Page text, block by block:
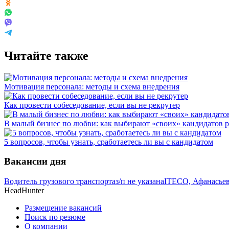
Читайте также
Мотивация персонала: методы и схема внедрения
Как провести собеседование, если вы не рекрутер
В малый бизнес по любви: как выбирают «своих» кандидатов
5 вопросов, чтобы узнать, сработаетесь ли вы с кандидатом
Вакансии дня
Водитель грузового транспортаз/п не указанаITECO,
HeadHunter
Размещение вакансий
Поиск по резюме
О компании